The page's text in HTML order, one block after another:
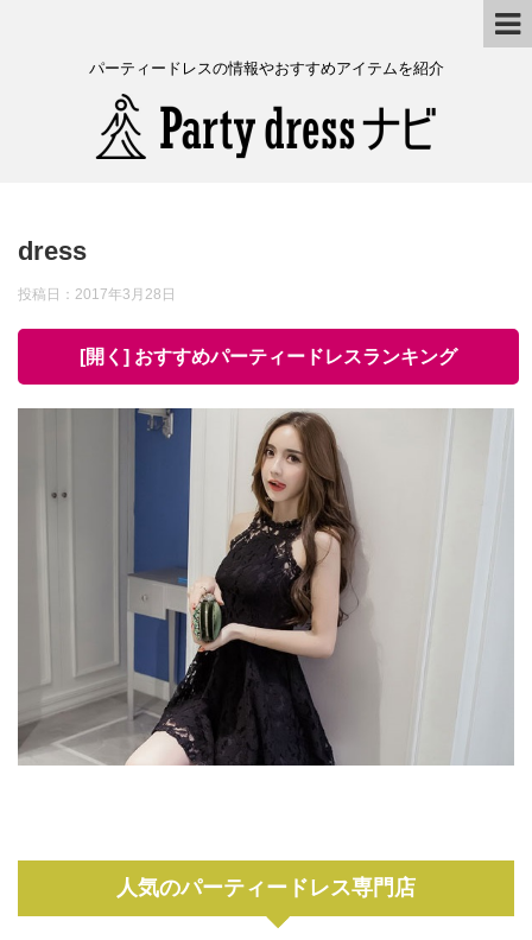
パーティードレスの情報やおすすめアイテムを紹介
dress
投稿日： 2017年3月28日
[開く] おすすめパーティードレスランキング
人気のパーティードレス専門店